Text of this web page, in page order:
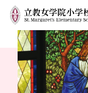
ホーム
学校紹介